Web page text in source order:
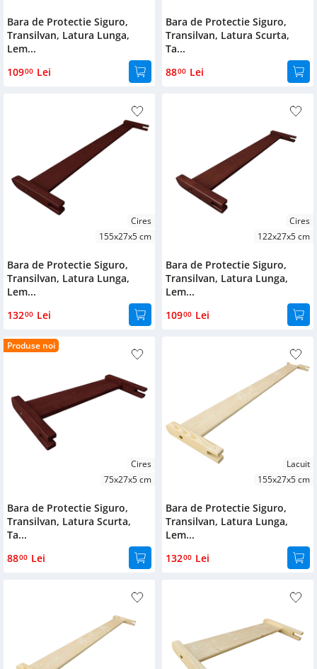
Bara de Protectie Siguro,
Transilvan, Latura Lunga,
Lem...
10900 Lei
Bara de Protectie Siguro,
Transilvan, Latura Scurta,
Ta...
8800 Lei
Cires
155x27x5 cm
Bara de Protectie Siguro,
Transilvan, Latura Lunga,
Lem...
13200 Lei
Cires
122x27x5 cm
Bara de Protectie Siguro,
Transilvan, Latura Lunga,
Lem...
10900 Lei
Produse noi
Cires
75x27x5 cm
Bara de Protectie Siguro,
Transilvan, Latura Scurta,
Ta...
8800 Lei
Lacuit
155x27x5 cm
Bara de Protectie Siguro,
Transilvan, Latura Lunga,
Lem...
13200 Lei